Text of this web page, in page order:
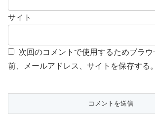
サイト
次回のコメントで使用するためブラ
前、メールアドレス、サイトを保存する。